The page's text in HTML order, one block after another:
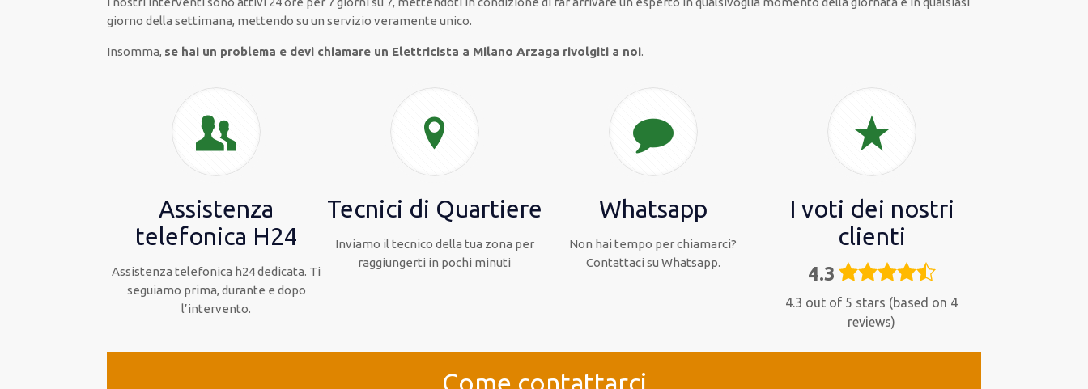
giorno della settimana, mettendo su un servizioveramente unico.
Insomma, se hai un problema e devi chiamare un Elettricista a Milano Arzaga rivolgiti a noi.
Assistenza
telefonica H24
Assistenza telefonica h24 dedicata. Ti
seguiamo prima, durante e dopo
l’intervento.
Tecnici di Quartiere
Inviamo il tecnico della tua zona per
raggiungerti in pochi minuti
Whatsapp
Non hai tempo per chiamarci?
Contattaci su Whatsapp.
I voti dei nostri
clienti
4.3 4,3
4.3 out of 5 stars (based on 4
reviews)
Come contattarci